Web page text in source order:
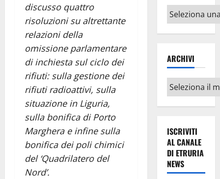
discusso quattro
risoluzioni su altrettante
relazioni della
omissione parlamentare
di inchiesta sul ciclo dei
rifiuti: sulla gestione dei
rifiuti radioattivi, sulla
situazione in Liguria,
sulla bonifica di Porto
Marghera e infine sulla
bonifica dei poli chimici
del ‘Quadrilatero del
Nord’.
Altri
argomenti
ARCHIVI
Archivi
ISCRIVITI
AL CANALE
DI ETRURIA
NEWS